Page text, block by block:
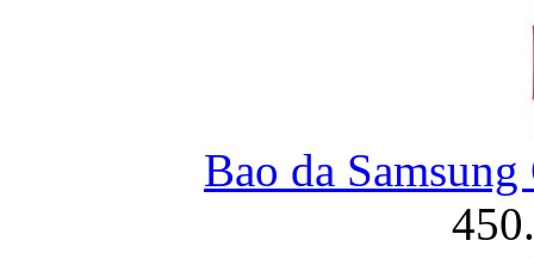
Bao da